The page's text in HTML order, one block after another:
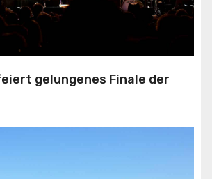
gelungenes Finale der